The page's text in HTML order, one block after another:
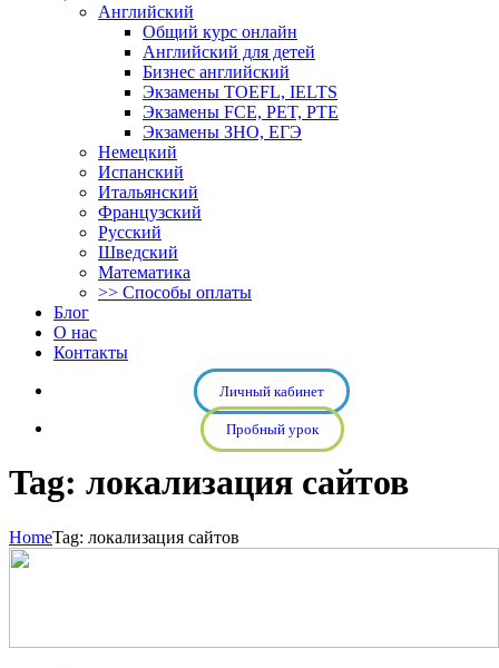
Английский
Общий курс онлайн
Английский для детей
Бизнес английский
Экзамены TOEFL, IELTS
Экзамены FCE, PET, PTE
Экзамены ЗНО, ЕГЭ
Немецкий
Испанский
Итальянский
Французский
Русский
Шведский
Математика
>> Способы оплаты
Блог
О нас
Контакты
Личный кабинет
Пробный урок
Tag: локализация сайтов
HomeTag: локализация сайтов